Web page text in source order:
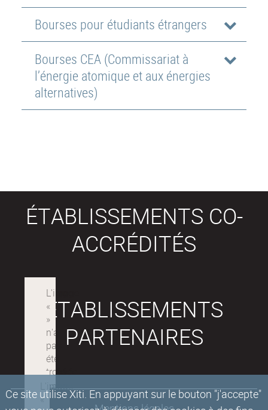
Ce site utilise Xiti. En appuyant sur le bouton "j'accepte"
Bourses pour étudiants étrangers
Bourses CEA (Commissariat à
l’énergie atomique et aux énergies
alternatives)
ÉTABLISSEMENTS CO-
ACCRÉDITÉS
ÉTABLISSEMENTS
PARTENAIRES